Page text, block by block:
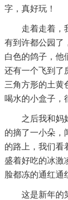
字，真好玩！
走着走着，
有到许都公园了
白色的鸽子，他
还有一个飞到了
三角方形的土黄
喝水的小盒子，
之后我和妈
的摘了一小朵，
的路上，我们看
盛着好吃的冰激
脸都冻的通红通
这是新年的